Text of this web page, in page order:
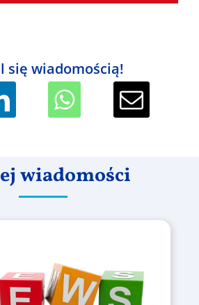
się wiadomością!
wiadomości